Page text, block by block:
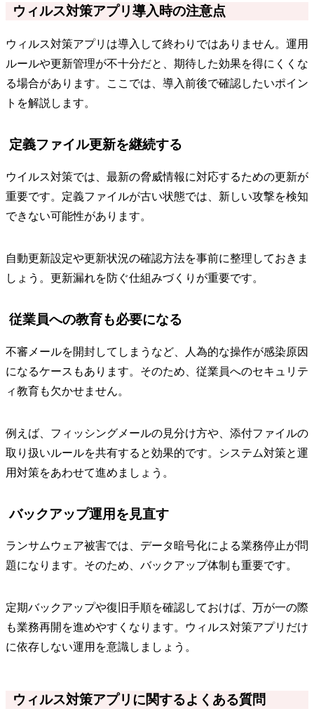
ウィルス対策アプリ導入時の注意点
ウィルス対策アプリは導入して終わりではありません。運用
ルールや更新管理が不十分だと、期待した効果を得にくくな
る場合があります。ここでは、導入前後で確認したいポイン
トを解説します。
定義ファイル更新を継続する
ウイルス対策では、最新の脅威情報に対応するための更新が
重要です。定義ファイルが古い状態では、新しい攻撃を検知
できない可能性があります。
自動更新設定や更新状況の確認方法を事前に整理しておきま
しょう。更新漏れを防ぐ仕組みづくりが重要です。
従業員への教育も必要になる
不審メールを開封してしまうなど、人為的な操作が感染原因
になるケースもあります。そのため、従業員へのセキュリテ
ィ教育も欠かせません。
例えば、フィッシングメールの見分け方や、添付ファイルの
取り扱いルールを共有すると効果的です。システム対策と運
用対策をあわせて進めましょう。
バックアップ運用を見直す
ランサムウェア被害では、データ暗号化による業務停止が問
題になります。そのため、バックアップ体制も重要です。
定期バックアップや復旧手順を確認しておけば、万が一の際
も業務再開を進めやすくなります。ウィルス対策アプリだけ
に依存しない運用を意識しましょう。
ウィルス対策アプリに関するよくある質問